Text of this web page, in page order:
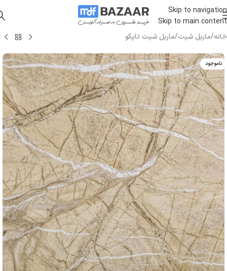
Skip to navigation
Skip to main content
خانه/ماربل شیت/ماربل شیت تاپکو
ناموجود